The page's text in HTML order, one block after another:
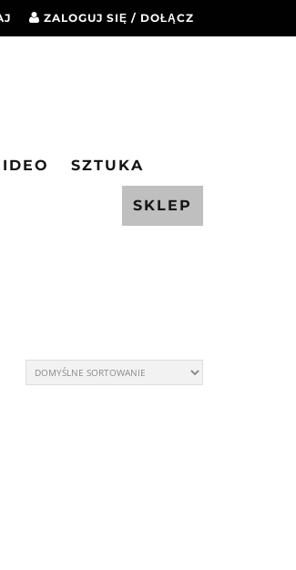
ZALOGUJ SIĘ / DOŁĄCZ
SZTUKA
SKLEP